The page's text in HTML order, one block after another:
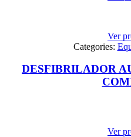
Ver
Categories:
DESFIBRILADOR
Ver